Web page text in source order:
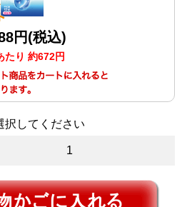
円(税込)
たり 約672円
択してください
1